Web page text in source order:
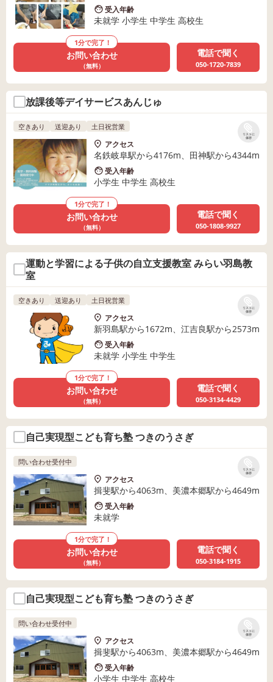
受入年齢
未就学 小学生 中学生 高校生
1分で完了！
お問い合わせ
（無料）
電話で聞く
050-1720-7839
放課後等デイサービスあんじゅ
リストに
保存
空きあり 送迎あり 土日祝営業
アクセス
名鉄岐阜駅から4176m、田神駅から4344m
受入年齢
小学生 中学生 高校生
1分で完了！
お問い合わせ
（無料）
電話で聞く
050-1808-9927
運動と学習による子供の自立支援教室 みらい羽島教
室
リストに
保存
空きあり 送迎あり 土日祝営業
アクセス
新羽島駅から1672m、江吉良駅から2573m
受入年齢
未就学 小学生 中学生
1分で完了！
お問い合わせ
（無料）
電話で聞く
050-3134-4429
自己実現型こども育ち塾 つきのうさぎ
リストに
保存
問い合わせ受付中
アクセス
揖斐駅から4063m、美濃本郷駅から4649m
受入年齢
未就学
1分で完了！
お問い合わせ
（無料）
電話で聞く
050-3184-1915
自己実現型こども育ち塾 つきのうさぎ
リストに
保存
問い合わせ受付中
アクセス
揖斐駅から4063m、美濃本郷駅から4649m
受入年齢
小学生 中学生 高校生